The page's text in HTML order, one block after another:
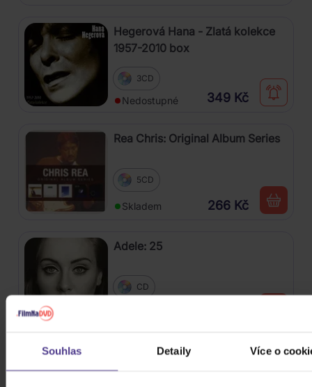
Souhlas Detaily Více o
Hegerová Hana - Zlatá kolekce
1957-2010 box
3CD
Nedostupné 349 Kč
Rea Chris: Original Album Series
5CD
Skladem 266 Kč
Adele: 25
CD
Gary Moore: 5 Album Set